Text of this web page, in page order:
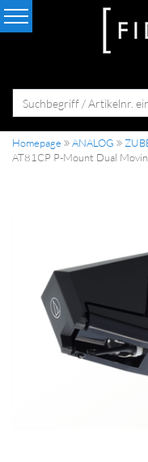
Homepage ANALOG
AT81CP P-Mount Dual